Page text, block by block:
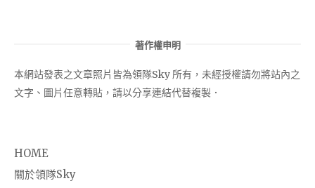
著作權申明
本網站發表之文章照片皆為領隊Sky 所有，未經授權請勿將站內之
文字、圖片任意轉貼，請以分享連結代替複製．
HOME
關於領隊Sky